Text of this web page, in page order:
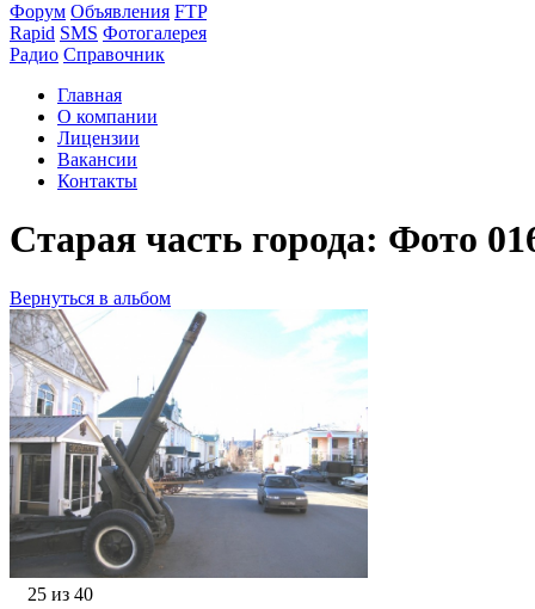
Форум Объявления FTP
Rapid SMS Фотогалерея
Радио Справочник
Главная
О компании
Лицензии
Вакансии
Контакты
Старая часть города: Фото
Вернуться в альбом
25 из 40